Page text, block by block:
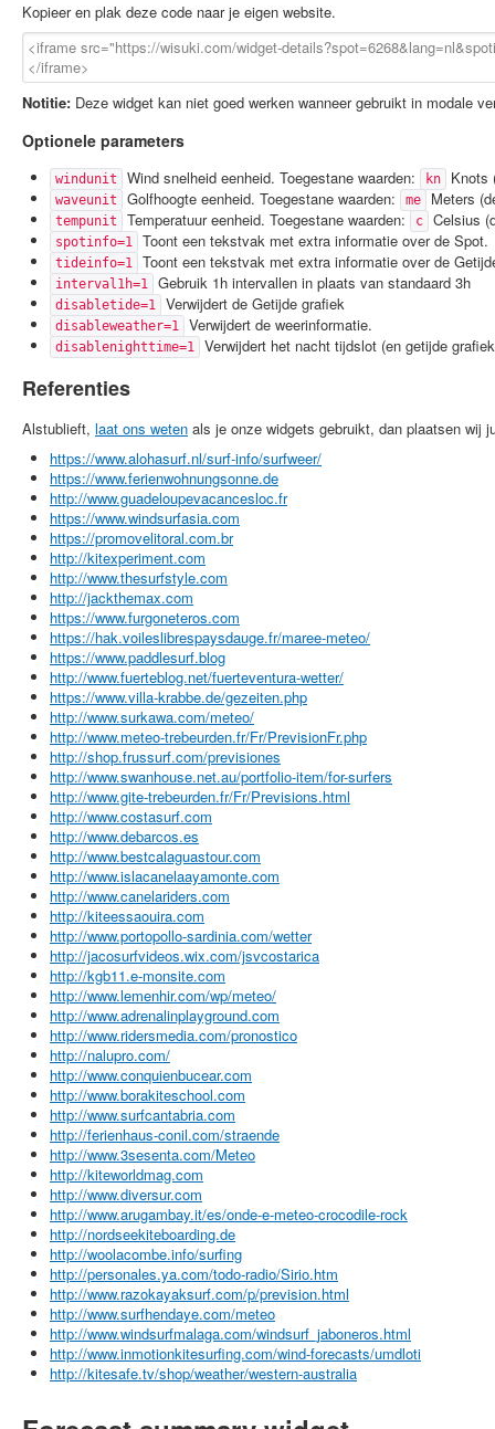
Kopieer en plak deze code naar je eigen website.
Notitie: Deze widget kan niet goed werken wanneer gebruikt in modale
Optionele parameters
windunit Wind snelheid eenheid. Toegestane waarden: kn Knots
waveunit Golfhoogte eenheid. Toegestane waarden: me Meters
tempunit Temperatuur eenheid. Toegestane waarden: c Celsius
spotinfo=1 Toont een tekstvak met extra informatie over de Spot.
tideinfo=1 Toont een tekstvak met extra informatie over de
interval1h=1 Gebruik 1h intervallen in plaats van standaard 3h
disabletide=1 Verwijdert de Getijde grafiek
disableweather=1 Verwijdert de weerinformatie.
disablenighttime=1 Verwijdert het nacht tijdslot (en getijde
Referenties
Alstublieft, laat ons weten als je onze widgets gebruikt, dan plaatsen wij
https://www.alohasurf.nl/surf-info/surfweer/
https://www.ferienwohnungsonne.de
http://www.guadeloupevacancesloc.fr
https://www.windsurfasia.com
https://promovelitoral.com.br
http://kitexperiment.com
http://www.thesurfstyle.com
http://jackthemax.com
https://www.furgoneteros.com
https://hak.voileslibrespaysdauge.fr/maree-meteo/
https://www.paddlesurf.blog
http://www.fuerteblog.net/fuerteventura-wetter/
https://www.villa-krabbe.de/gezeiten.php
http://www.surkawa.com/meteo/
http://www.meteo-trebeurden.fr/Fr/PrevisionFr.php
http://shop.frussurf.com/previsiones
http://www.swanhouse.net.au/portfolio-item/for-surfers
http://www.gite-trebeurden.fr/Fr/Previsions.html
http://www.costasurf.com
http://www.debarcos.es
http://www.bestcalaguastour.com
http://www.islacanelaayamonte.com
http://www.canelariders.com
http://kiteessaouira.com
http://www.portopollo-sardinia.com/wetter
http://jacosurfvideos.wix.com/jsvcostarica
http://kgb11.e-monsite.com
http://www.lemenhir.com/wp/meteo/
http://www.adrenalinplayground.com
http://www.ridersmedia.com/pronostico
http://nalupro.com/
http://www.conquienbucear.com
http://www.borakiteschool.com
http://www.surfcantabria.com
http://ferienhaus-conil.com/straende
http://www.3sesenta.com/Meteo
http://kiteworldmag.com
http://www.diversur.com
http://www.arugambay.it/es/onde-e-meteo-crocodile-rock
http://nordseekiteboarding.de
http://woolacombe.info/surfing
http://personales.ya.com/todo-radio/Sirio.htm
http://www.razokayaksurf.com/p/prevision.html
http://www.surfhendaye.com/meteo
http://www.windsurfmalaga.com/windsurf_jaboneros.html
http://www.inmotionkitesurfing.com/wind-forecasts/umdloti
http://kitesafe.tv/shop/weather/western-australia